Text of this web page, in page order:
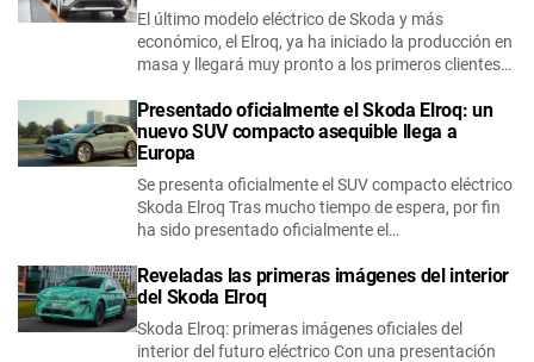
El último modelo eléctrico de Skoda y más
económico, el Elroq, ya ha iniciado la producción en
masa y llegará muy pronto a los primeros clientes…
Presentado oficialmente el Skoda Elroq: un
nuevo SUV compacto asequible llega a
Europa
Se presenta oficialmente el SUV compacto eléctrico
Skoda Elroq Tras mucho tiempo de espera, por fin
ha sido presentado oficialmente el…
Reveladas las primeras imágenes del interior
del Skoda Elroq
Skoda Elroq: primeras imágenes oficiales del
interior del futuro eléctrico Con una presentación